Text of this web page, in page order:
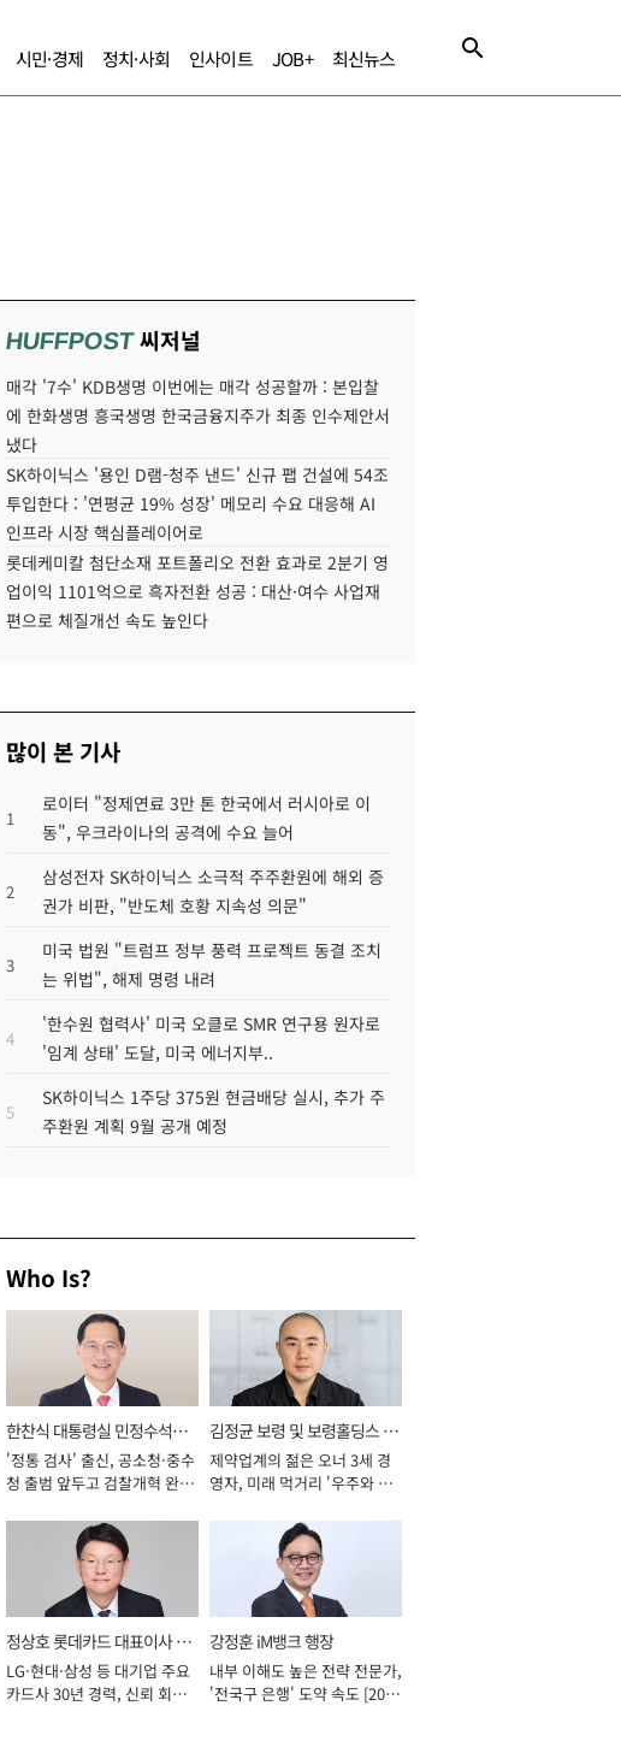
시민·경제 정치·사회 인사이트 JOB+ 최신뉴스
HUFFPOST씨저널
매각 '7수' KDB생명 이번에는 매각 성공할까 : 본입찰
에 한화생명 흥국생명 한국금융지주가 최종 인수제안서
냈다
SK하이닉스 '용인 D램-청주 낸드' 신규 팹 건설에 54조
투입한다 : '연평균 19% 성장' 메모리 수요 대응해 AI
인프라 시장 핵심플레이어로
롯데케미칼 첨단소재 포트폴리오 전환 효과로 2분기 영
업이익 1101억으로 흑자전환 성공 : 대산·여수 사업재
편으로 체질개선 속도 높인다
많이 본 기사
1
로이터 "정제연료 3만 톤 한국에서 러시아로 이
동", 우크라이나의 공격에 수요 늘어
2
삼성전자 SK하이닉스 소극적 주주환원에 해외 증
권가 비판, "반도체 호황 지속성 의문"
3
미국 법원 "트럼프 정부 풍력 프로젝트 동결 조치
는 위법", 해제 명령 내려
4
'한수원 협력사' 미국 오클로 SMR 연구용 원자로
'임계 상태' 도달, 미국 에너지부..
5
SK하이닉스 1주당 375원 현금배당 실시, 추가 주
주환원 계획 9월 공개 예정
Who Is?
한찬식 대통령실 민정수석비
서관
'정통 검사' 출신, 공소청·중수
청 출범 앞두고 검찰개혁 완수
김정균 보령 및 보령홀딩스 대
표이사 사장
제약업계의 젊은 오너 3세 경
영자, 미래 먹거리 '우주와 헬
정상호 롯데카드 대표이사 사
장
LG·현대·삼성 등 대기업 주요
카드사 30년 경력, 신뢰 회복
강정훈 iM뱅크 행장
내부 이해도 높은 전략 전문가,
'전국구 은행' 도약 속도 [2026